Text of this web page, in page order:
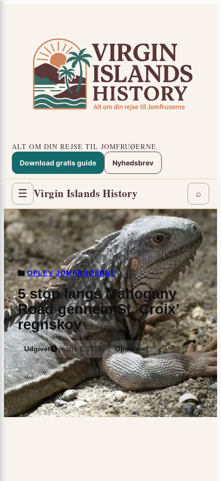
ALT OM DIN REJSE TIL JOMFRUØERNE
Download gratis guide Nyhedsbrev
☰ Virgin Islands History ⌕
OPLEV JOMFRUØERNE
5 stop langs Mahogany
Road gennem St. Croix’
regnskov
Udgivet marts 1, 2026 Opdateret